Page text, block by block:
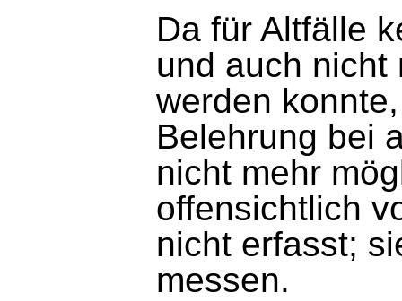
Da für Altfälle
und auch nicht
werden
Belehrung bei
nicht mehr
offensichtlich
nicht erfasst;
messen.